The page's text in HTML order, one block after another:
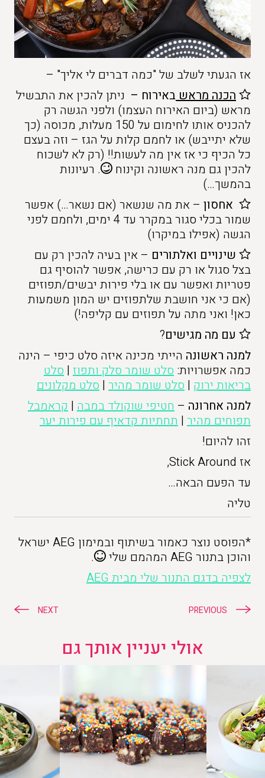
אז הגעתי לשלב של "כמה דברים לי אליך" –
הכנה מראשבאירוח – ניתן להכין את התבשיל
מראש (ביום האירוח העצמו) ולפני הגשה רק
להכניס אותו לחימום על 150 מעלות, מכוסה (כך
שלא יתייבש) או לחמם קלות על הגז – וזה בעצם
כל הכיף כי אז אין מה לעשות!! (רק לא לשכוח
להכין גם מנה ראשונה וקינוח
. רעיונות
בהמשך…)
אחסון – את מה שנשאר (אם נשאר…) אפשר
שמור בכלי סגור במקרר עד 4 ימים, ולחמם לפני
הגשה (אפילו במיקרו)
שינויים ואלתורים – אין בעיה להכין רק עם
בצל סגול או רק עם כרישה, אפשר להוסיף גם
פטריות ואפשר עם או בלי פירות יבשים/תפוזים
(אם כי אני חושבת שלתפוזים יש המון משמעות
כאן! ואני מתה על תפוזים עם קליפה!)
עם מה מגישים?
למנה ראשונה הייתי מכינה איזה סלט כיפי – הינה
כמה אפשרויות: סלט שומר סלק ותפוז | סלט
בריאות ירוק | סלט שומר מהיר | סלט מקלונים
למנה אחרונה – חטיפי שוקולד במבה | קראמבל
תפוחים מהיר | תחתיות קדאיף עם פירות יער
זהו להיום!
אז Stick Around,
עד הפעם הבאה…
טליה
*הפוסט נוצר כאמור בשיתוף ובמימון AEG ישראל
והוכן בתנור AEG המהמם שלי
.
לצפיה בדגם התנור שלי מבית AEG
ניווטPREVIOUS
NEXT
אולי יעניין אותך גם